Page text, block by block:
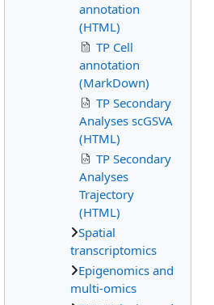
annotation
(HTML)
TP Cell
annotation
(MarkDown)
TP Secondary
Analyses scGSVA
(HTML)
TP Secondary
Analyses
Trajectory
(HTML)
Spatial
transcriptomics
Epigenomics and
multi-omics